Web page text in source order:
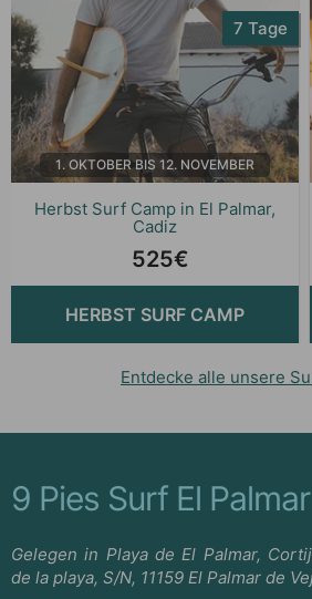
Herbst Surf Camp in El Palmar,
Cadiz
7 Tage
1. OKTOBER BIS 12. NOVEMBER
525€
HERBST SURF CAMP
Entdecke alle unsere
9 Pies Surf El Palmar
Gelegen in Playa de El Palmar,
de la playa, S/N, 11159 El Palmar de